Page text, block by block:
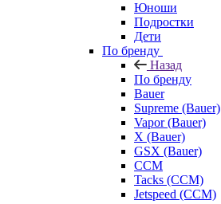
Юноши
Подростки
Дети
По бренду
Назад
По бренду
Bauer
Supreme (Bauer)
Vapor (Bauer)
X (Bauer)
GSX (Bauer)
CCM
Tacks (CCM)
Jetspeed (CCM)